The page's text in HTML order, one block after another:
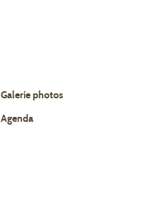
Galerie photos
Agenda